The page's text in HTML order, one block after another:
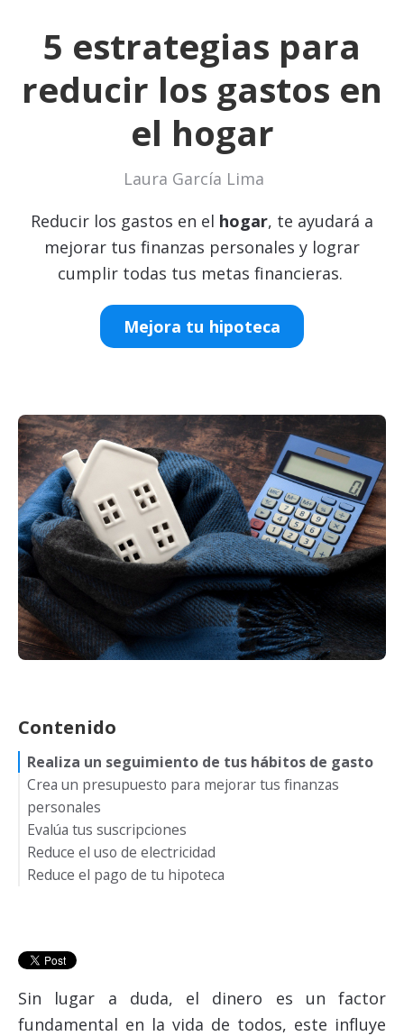
5 estrategias para
reducir los gastos en
el hogar
Laura García Lima
Reducir los gastos en el hogar, te ayudará a
mejorar tus finanzas personales y lograr
cumplir todas tus metas financieras.
Mejora tu hipoteca
Contenido
Realiza un seguimiento de tus hábitos de gasto
Crea un presupuesto para mejorar tus finanzas
personales
Evalúa tus suscripciones
Reduce el uso de electricidad
Reduce el pago de tu hipoteca
Sin lugar a duda, el dinero es un factor
fundamental en la vida de todos, este influye